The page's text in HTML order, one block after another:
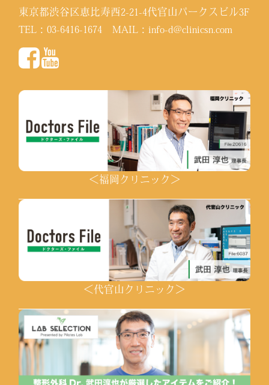
東京都渋谷区恵比寿西2-21-4代官山パークスビル3F
TEL：03-6416-1674 MAIL：info-d@clinicsn.com
＜福岡クリニック＞
＜代官山クリニック＞